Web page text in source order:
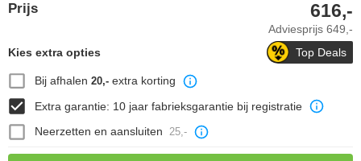
Prijs
Adviesprijs 649,-
616,-
Top Deals
Kies extra opties
Bij afhalen 20,-extra korting
Extra garantie: 10 jaar fabrieksgarantie bij registratie
Neerzetten en aansluiten 25,-